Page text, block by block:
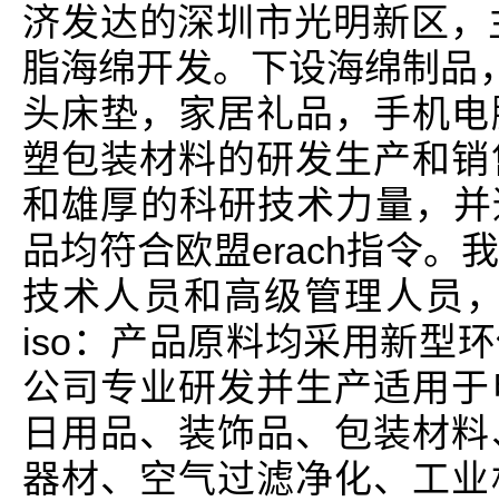
济发达的深圳市光明新区
脂海绵开发。下设海绵制品
头床垫，家居礼品，手机
塑包装材料的研发生产和
和雄厚的科研技术力量，
品均符合欧盟erach指令。
技术人员和高级管理人员
iso：产品原料均采用新型
公司专业研发并生产适用
日用品、装饰品、包装材
器材、空气过滤净化、工